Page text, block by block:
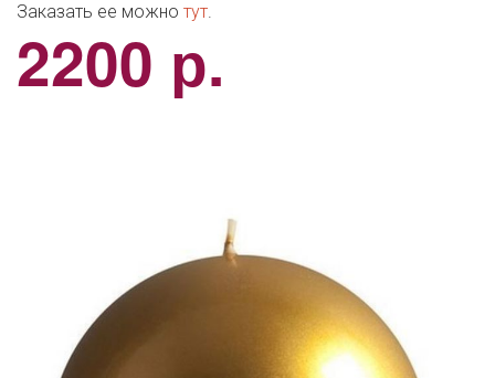
Заказать ее можно тут.
2200 р.